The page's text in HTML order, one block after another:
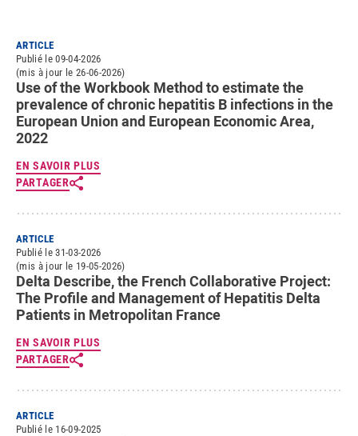
ARTICLE
Publié le 09-04-2026
(mis à jour le 26-06-2026)
Use of the Workbook Method to estimate the
prevalence of chronic hepatitis B infections in the
European Union and European Economic Area,
2022
EN SAVOIR PLUS
PARTAGER
ARTICLE
Publié le 31-03-2026
(mis à jour le 19-05-2026)
Delta Describe, the French Collaborative Project:
The Profile and Management of Hepatitis Delta
Patients in Metropolitan France
EN SAVOIR PLUS
PARTAGER
ARTICLE
Publié le 16-09-2025